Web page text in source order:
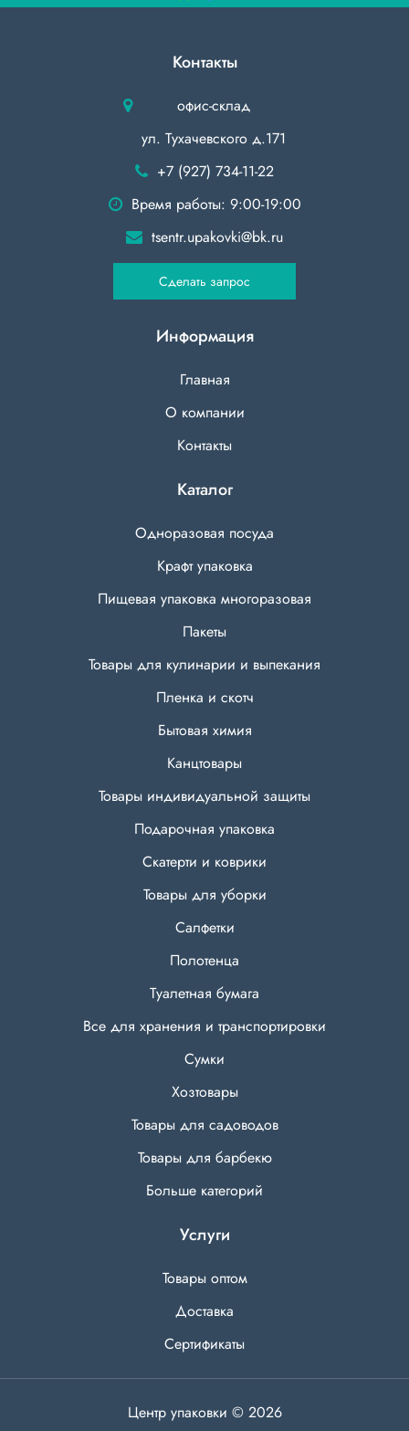
Контакты
офис-склад
ул. Тухачевского д.171
+7 (927) 734-11-22
Время работы: 9:00-19:00
tsentr.upakovki@bk.ru
Сделать запрос
Информация
Главная
О компании
Контакты
Каталог
Одноразовая посуда
Крафт упаковка
Пищевая упаковка многоразовая
Пакеты
Товары для кулинарии и выпекания
Пленка и скотч
Бытовая химия
Канцтовары
Товары индивидуальной защиты
Подарочная упаковка
Скатерти и коврики
Товары для уборки
Салфетки
Полотенца
Туалетная бумага
Все для хранения и транспортировки
Сумки
Хозтовары
Товары для садоводов
Товары для барбекю
Больше категорий
Услуги
Товары оптом
Доставка
Сертификаты
Центр упаковки © 2026